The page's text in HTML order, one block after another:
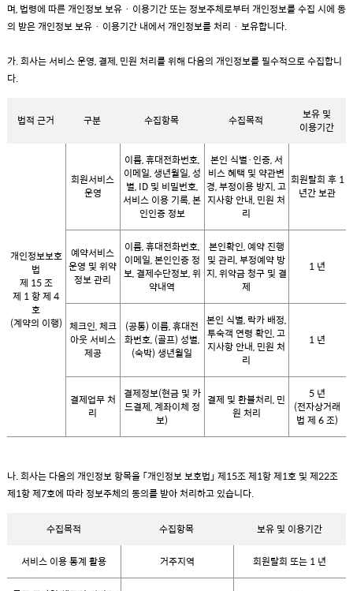
며, 법령에 따른 개인정보 보유 · 이용기간 또는 정보주체로부터 개인정보를 수집 시에 동
의 받은 개인정보 보유 · 이용기간 내에서 개인정보를 처리 · 보유합니다.
가. 회사는 서비스 운영, 결제, 민원 처리를 위해 다음의 개인정보를 필수적으로 수집합니
다.
법적 근거 구분 수집항목 수집목적
보유 및
이용기간
개인정보보호
법
제 15 조
제 1 항 제 4
호
(계약의 이행)
회원서비스
운영
이름, 휴대전화번호,
이메일, 생년월일, 성
별, ID 및 비밀번호,
서비스 이용 기록, 본
인인증 정보
본인 식별·인증, 서
비스 혜택 및 약관변
경, 부정이용 방지, 고
지사항 안내, 민원 처
리
회원탈회 후 1
년간 보관
예약서비스
운영 및 위약
정보 관리
이름, 휴대전화번호,
이메일, 본인인증 정
보, 결제수단정보, 위
약내역
본인확인, 예약 진행
및 관리, 부정예약 방
지, 위약금 청구 및 결
제
1 년
체크인, 체크
아웃 서비스
제공
(공통) 이름, 휴대전
화번호, (골프) 성별,
(숙박) 생년월일
본인 식별, 락카 배정,
투숙객 연령 확인, 고
지사항 안내, 민원 처
리
1 년
결제업무 처
리
결제정보(현금 및 카
드결제, 계좌이체 정
보)
결제 및 환불처리, 민
원 처리
5 년
(전자상거래
법 제 6 조)
나. 회사는 다음의 개인정보 항목을 「개인정보 보호법」 제15조 제1항 제1호 및 제22조
제1항 제7호에 따라 정보주체의 동의를 받아 처리하고 있습니다.
수집목적 수집항목 보유 및 이용기간
서비스 이용 통계 활용 거주지역 회원탈회 또는 1 년